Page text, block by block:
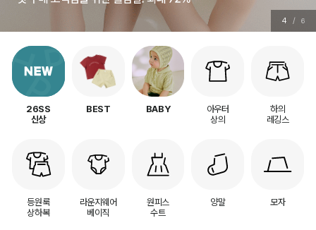
5 / 6
26SS
신상
BEST BABY
아우터
상의
하의
레깅스
등원룩
상하복
라운지웨어
베이직
원피스
수트
양말 모자